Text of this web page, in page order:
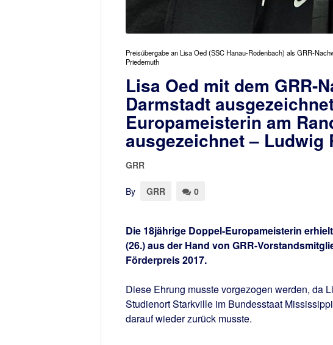
Preisübergabe an Lisa Oed (SSC Hanau-Rodenbach) als GRR-
Priedemuth
Lisa Oed mit dem GRR-
Darmstadt
Europameisterin am
ausgezeichnet – Ludwig
GRR
By GRR 0
Die 18jährige Doppel-Europameisterin
(26.) aus der Hand von GRR-
Förderpreis 2017.
Diese Ehrung musste vorgezogen werden, da
Studienort Starkville im Bundesstaat
darauf wieder zurück musste.